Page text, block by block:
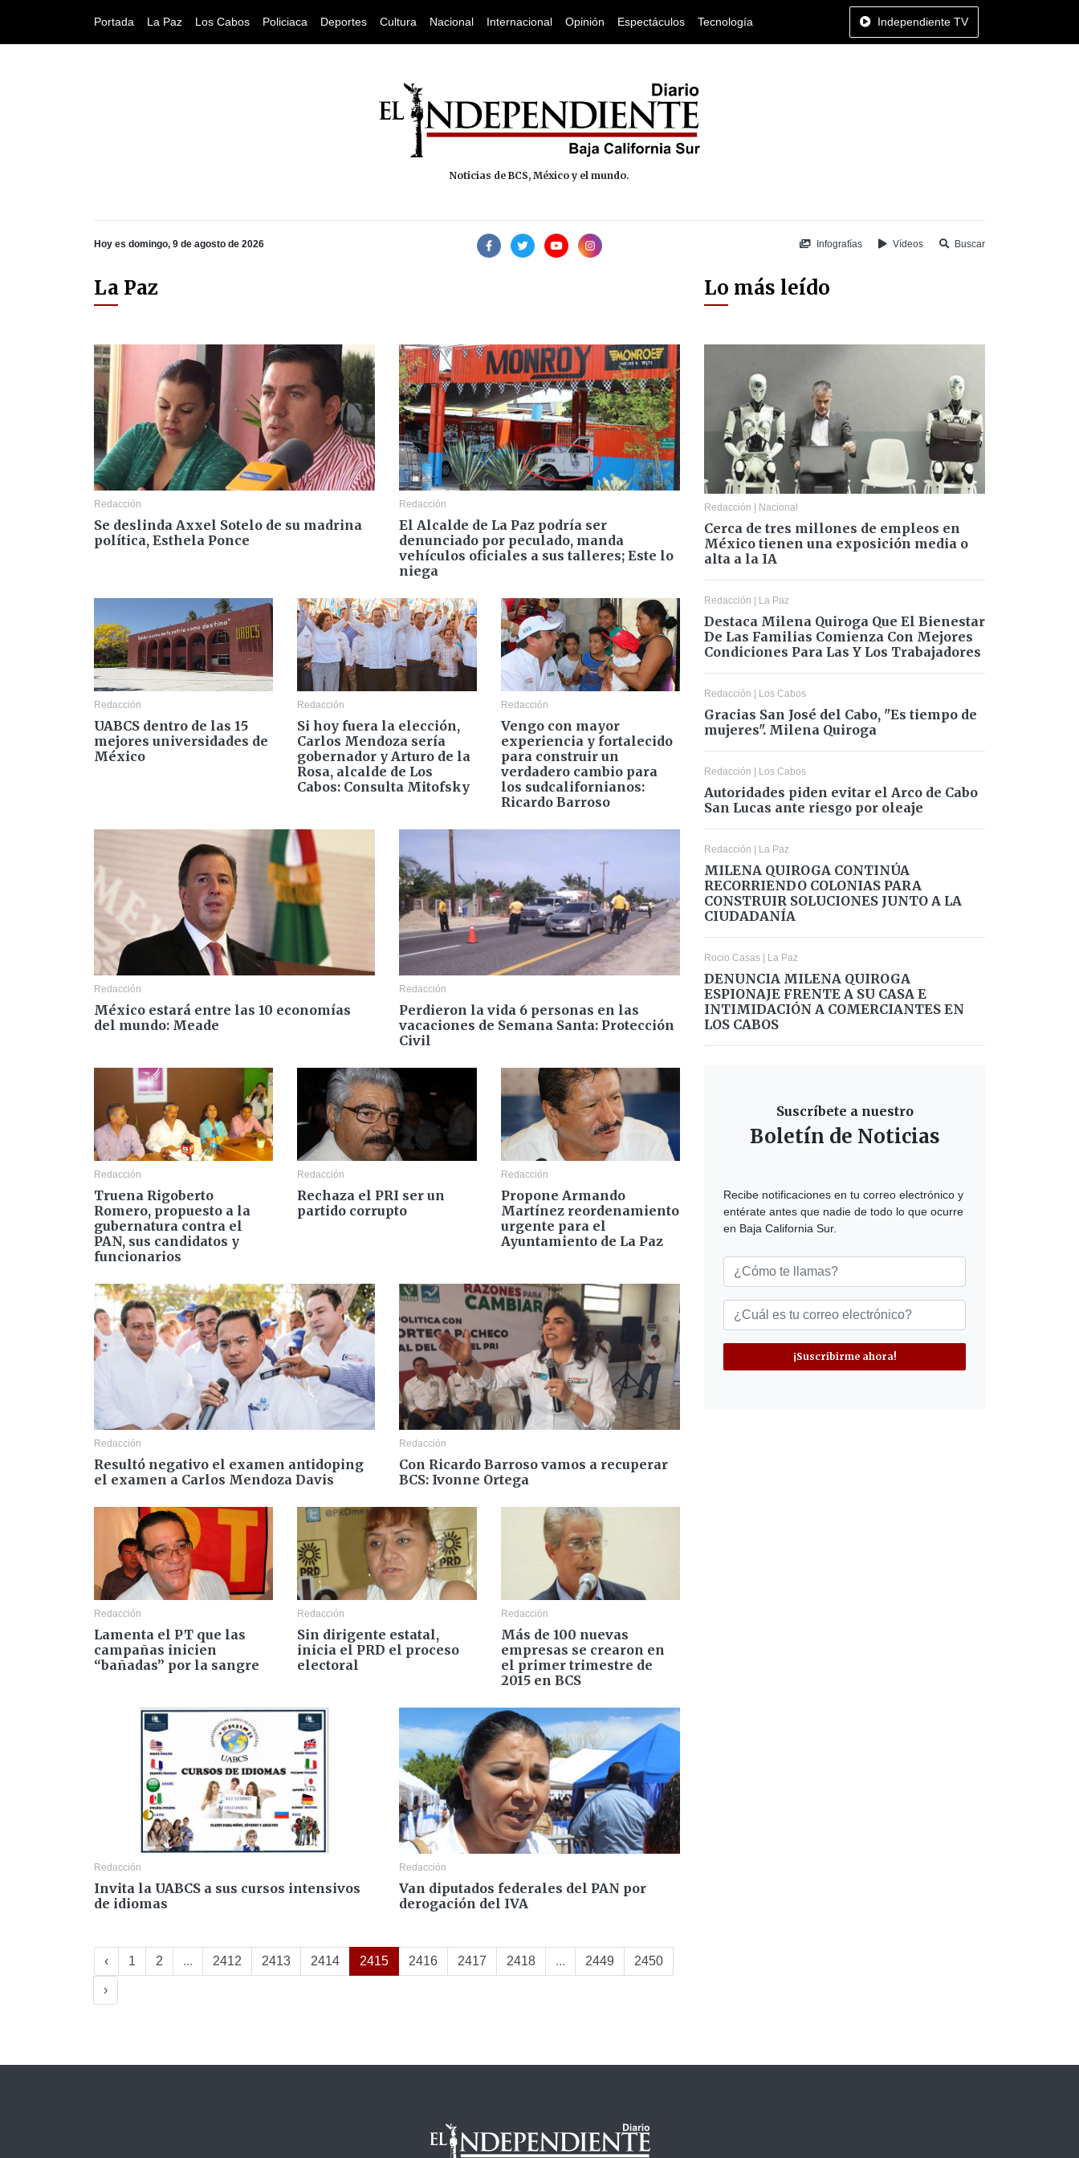
Portada La Paz Los Cabos Policiaca Deportes Cultura Nacional Internacional Opinión Espectáculos Tecnología Independiente TV
Noticias de BCS, México y el mundo.
Hoy es domingo, 9 de agosto de 2026 Infografías Vídeos Buscar
La Paz
Redacción
Se deslinda Axxel Sotelo de su madrina
política, Esthela Ponce
Redacción
El Alcalde de La Paz podría ser
denunciado por peculado, manda
vehículos oficiales a sus talleres; Este lo
niega
Redacción
UABCS dentro de las 15
mejores universidades de
México
Redacción
Si hoy fuera la elección,
Carlos Mendoza sería
gobernador y Arturo de la
Rosa, alcalde de Los
Cabos: Consulta Mitofsky
Redacción
Vengo con mayor
experiencia y fortalecido
para construir un
verdadero cambio para
los sudcalifornianos:
Ricardo Barroso
Redacción
México estará entre las 10 economías
del mundo: Meade
Redacción
Perdieron la vida 6 personas en las
vacaciones de Semana Santa: Protección
Civil
Redacción
Truena Rigoberto
Romero, propuesto a la
gubernatura contra el
PAN, sus candidatos y
funcionarios
Redacción
Rechaza el PRI ser un
partido corrupto
Redacción
Propone Armando
Martínez reordenamiento
urgente para el
Ayuntamiento de La Paz
Redacción
Resultó negativo el examen antidoping
el examen a Carlos Mendoza Davis
Redacción
Con Ricardo Barroso vamos a recuperar
BCS: Ivonne Ortega
Redacción
Lamenta el PT que las
campañas inicien
“bañadas” por la sangre
Redacción
Sin dirigente estatal,
inicia el PRD el proceso
electoral
Redacción
Más de 100 nuevas
empresas se crearon en
el primer trimestre de
2015 en BCS
Redacción
Invita la UABCS a sus cursos intensivos
de idiomas
Redacción
Van diputados federales del PAN por
derogación del IVA
‹ 1 2 ... 2412 2413 2414 2415 2416 2417 2418 ... 2449 2450
›
Lo más leído
Redacción | Nacional
Cerca de tres millones de empleos en
México tienen una exposición media o
alta a la IA
Redacción | La Paz
Destaca Milena Quiroga Que El Bienestar
De Las Familias Comienza Con Mejores
Condiciones Para Las Y Los Trabajadores
Redacción | Los Cabos
Gracias San José del Cabo, "Es tiempo de
mujeres". Milena Quiroga
Redacción | Los Cabos
Autoridades piden evitar el Arco de Cabo
San Lucas ante riesgo por oleaje
Redacción | La Paz
MILENA QUIROGA CONTINÚA
RECORRIENDO COLONIAS PARA
CONSTRUIR SOLUCIONES JUNTO A LA
CIUDADANÍA
Rocio Casas | La Paz
DENUNCIA MILENA QUIROGA
ESPIONAJE FRENTE A SU CASA E
INTIMIDACIÓN A COMERCIANTES EN
LOS CABOS
Suscríbete a nuestro
Boletín de Noticias
Recibe notificaciones en tu correo electrónico y
entérate antes que nadie de todo lo que ocurre
en Baja California Sur.
¡Suscribirme ahora!